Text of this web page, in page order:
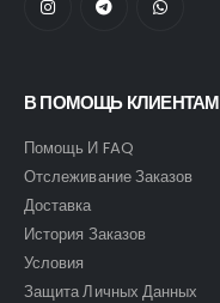
В ПОМОЩЬ КЛИЕНТАМ
Помощь И FAQ
Отслеживание Заказов
Доставка
История Заказов
Условия
Защита Личных Данных